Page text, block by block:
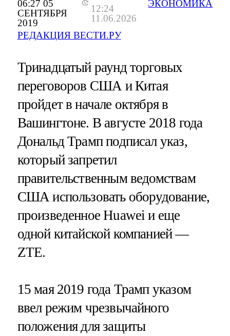
06:27 05
СЕНТЯБРЯ
2019
12:24
11.06.2026
РЕДАКЦИЯ ВЕСТИ.РУ
ЭКОНОМИКА
Тринадцатый раунд торговых
переговоров США и Китая
пройдет в начале октября в
Вашингтоне. В августе 2018 года
Дональд Трамп подписал указ,
который запретил
правительственным ведомствам
США использовать оборудование,
произведенное Huawei и еще
одной китайской компанией —
ZTE.
15 мая 2019 года Трамп указом
ввел режим чрезвычайного
положения для защиты